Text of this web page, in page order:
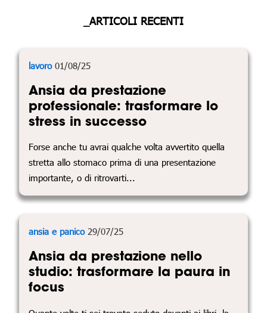
_ARTICOLI RECENTI
lavoro01/08/25
Ansia da prestazione
professionale: trasformare lo
stress in successo
Forse anche tu avrai qualche volta avvertito quella
stretta allo stomaco prima di una presentazione
importante, o di ritrovarti...
ansia e panico29/07/25
Ansia da prestazione nello
studio: trasformare la paura in
focus